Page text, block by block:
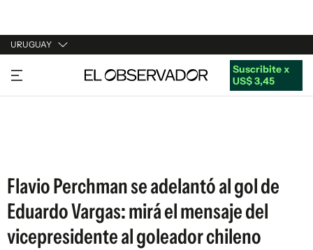
URUGUAY
URUGUAY
ARGENTINA
Suscribite x
US$ 3,45
Flavio Perchman se adelantó al gol de
Eduardo Vargas: mirá el mensaje del
vicepresidente al goleador chileno